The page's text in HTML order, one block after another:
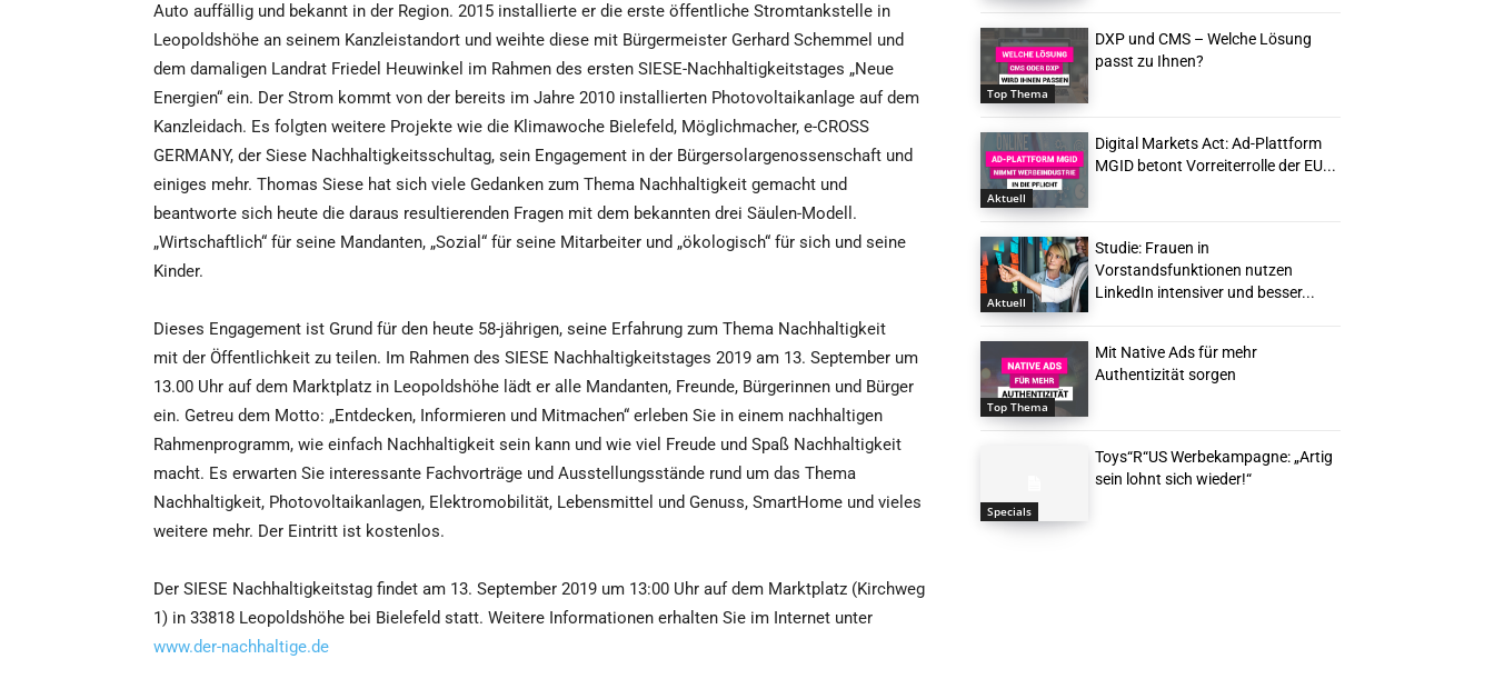
Auto auffällig und bekannt in der Region. 2015 installierte er die erste öffentliche Stromtankstelle in
Leopoldshöhe an seinem Kanzleistandort und weihte diese mit Bürgermeister Gerhard Schemmel und
dem damaligen Landrat Friedel Heuwinkel im Rahmen des ersten SIESE-Nachhaltigkeitstages „Neue
Energien“ ein. Der Strom kommt von der bereits im Jahre 2010 installierten Photovoltaikanlage auf dem
Kanzleidach. Es folgten weitere Projekte wie die Klimawoche Bielefeld, Möglichmacher, e-CROSS
GERMANY, der Siese Nachhaltigkeitsschultag, sein Engagement in der Bürgersolargenossenschaft und
einiges mehr. Thomas Siese hat sich viele Gedanken zum Thema Nachhaltigkeit gemacht und
beantworte sich heute die daraus resultierenden Fragen mit dem bekannten drei Säulen-Modell.
„Wirtschaftlich“ für seine Mandanten, „Sozial“ für seine Mitarbeiter und „ökologisch“ für sich und seine
Kinder.
Dieses Engagement ist Grund für den heute 58-jährigen, seine Erfahrung zum Thema Nachhaltigkeit
mit der Öffentlichkeit zu teilen. Im Rahmen des SIESE Nachhaltigkeitstages 2019 am 13. September um
13.00 Uhr auf dem Marktplatz in Leopoldshöhe lädt er alle Mandanten, Freunde, Bürgerinnen und Bürger
ein. Getreu dem Motto: „Entdecken, Informieren und Mitmachen“ erleben Sie in einem nachhaltigen
Rahmenprogramm, wie einfach Nachhaltigkeit sein kann und wie viel Freude und Spaß Nachhaltigkeit
macht. Es erwarten Sie interessante Fachvorträge und Ausstellungsstände rund um das Thema
Nachhaltigkeit, Photovoltaikanlagen, Elektromobilität, Lebensmittel und Genuss, SmartHome und vieles
weitere mehr. Der Eintritt ist kostenlos.
Der SIESE Nachhaltigkeitstag findet am 13. September 2019 um 13:00 Uhr auf dem Marktplatz (Kirchweg
1) in 33818 Leopoldshöhe bei Bielefeld statt. Weitere Informationen erhalten Sie im Internet unter
www.der-nachhaltige.de
Top Thema
DXP und CMS – Welche Lösung
passt zu Ihnen?
Aktuell
Digital Markets Act: Ad-Plattform
MGID betont Vorreiterrolle der EU...
Aktuell
Studie: Frauen in
Vorstandsfunktionen nutzen
LinkedIn intensiver und besser...
Top Thema
Mit Native Ads für mehr
Authentizität sorgen
Specials
Toys“R“US Werbekampagne: „Artig
sein lohnt sich wieder!“